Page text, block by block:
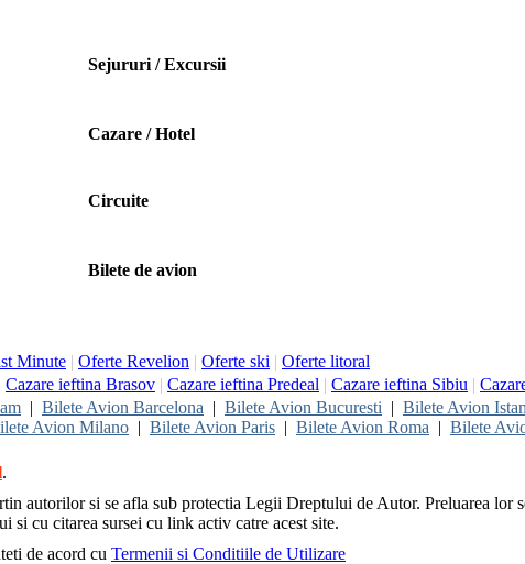
Sejururi / Excursii
Cazare / Hotel
Circuite
Bilete de avion
Minute | Oferte Revelion | Oferte ski | Oferte litoral
Cazare ieftina Brasov | Cazare ieftina Predeal | Cazare ieftina Sibiu |
| Bilete Avion Barcelona | Bilete Avion Bucuresti | Bilete Avion
Avion Milano | Bilete Avion Paris | Bilete Avion Roma | Bilete
.
autorilor si se afla sub protectia Legii Dreptului de Autor. Preluarea lor
si cu citarea sursei cu link activ catre acest site.
de acord cu Termenii si Conditiile de Utilizare